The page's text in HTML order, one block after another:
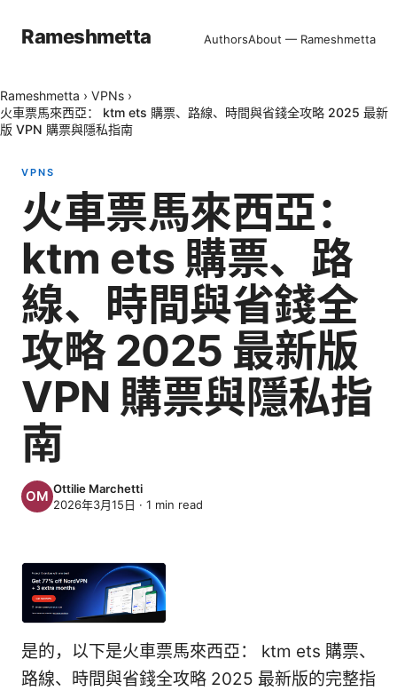
Rameshmetta AuthorsAbout — Rameshmetta
Rameshmetta › VPNs ›
火車票馬來西亞： ktm ets 購票、路線、時間與省錢全攻略 2025 最新
版 VPN 購票與隱私指南
VPNS
火車票馬來西亞：
ktm ets 購票、路
線、時間與省錢全
攻略 2025 最新版
VPN 購票與隱私指
南
Ottilie Marchetti
2026年3月15日 · 1 min read
是的，以下是火車票馬來西亞： ktm ets 購票、
路線、時間與省錢全攻略 2025 最新版的完整指